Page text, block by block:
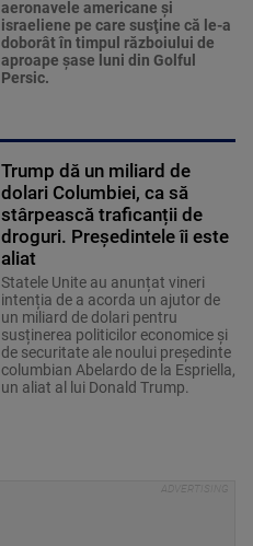
aeronavele americane şi
israeliene pe care susţine că le-a
doborât în timpul războiului de
aproape şase luni din Golful
Persic.
Trump dă un miliard de
dolari Columbiei, ca să
stârpească traficanții de
droguri. Președintele îi este
aliat
Statele Unite au anunțat vineri
intenția de a acorda un ajutor de
un miliard de dolari pentru
susținerea politicilor economice și
de securitate ale noului președinte
columbian Abelardo de la Espriella,
un aliat al lui Donald Trump.